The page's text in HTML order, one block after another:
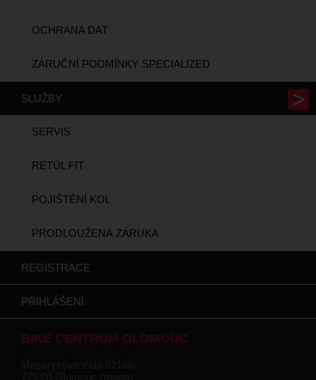
OCHRANA DAT
ZÁRUČNÍ PODMÍNKY SPECIALIZED
SLUŽBY
SERVIS
RETÜL FIT
POJIŠTĚNÍ KOL
PRODLOUŽENÁ ZÁRUKA
REGISTRACE
PŘIHLÁŠENÍ
BIKE CENTRUM OLOMOUC